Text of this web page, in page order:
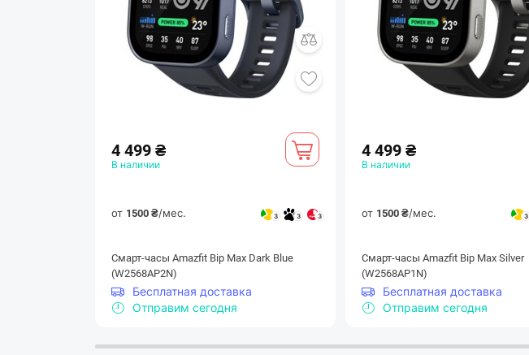
4 499 ₴
В наличии
от 1500 ₴/мес. 3 3 3
Смарт-часы Amazfit Bip Max Dark Blue
(W2568AP2N)
Бесплатная доставка
Отправим сегодня
4 499 ₴
В наличии
от 1500 ₴/мес. 3
Смарт-часы Amazfit Bip Max Silver
(W2568AP1N)
Бесплатная доставка
Отправим сегодня